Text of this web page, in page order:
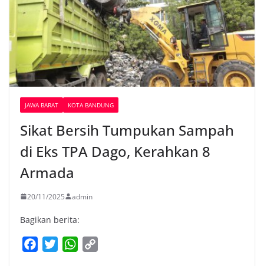
JAWA BARAT KOTA BANDUNG
Sikat Bersih Tumpukan Sampah
di Eks TPA Dago, Kerahkan 8
Armada
20/11/2025 admin
Bagikan berita:
W